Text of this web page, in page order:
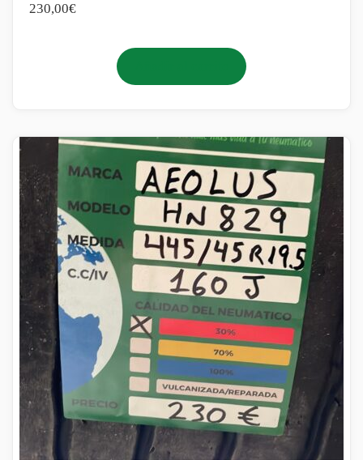
230,00€